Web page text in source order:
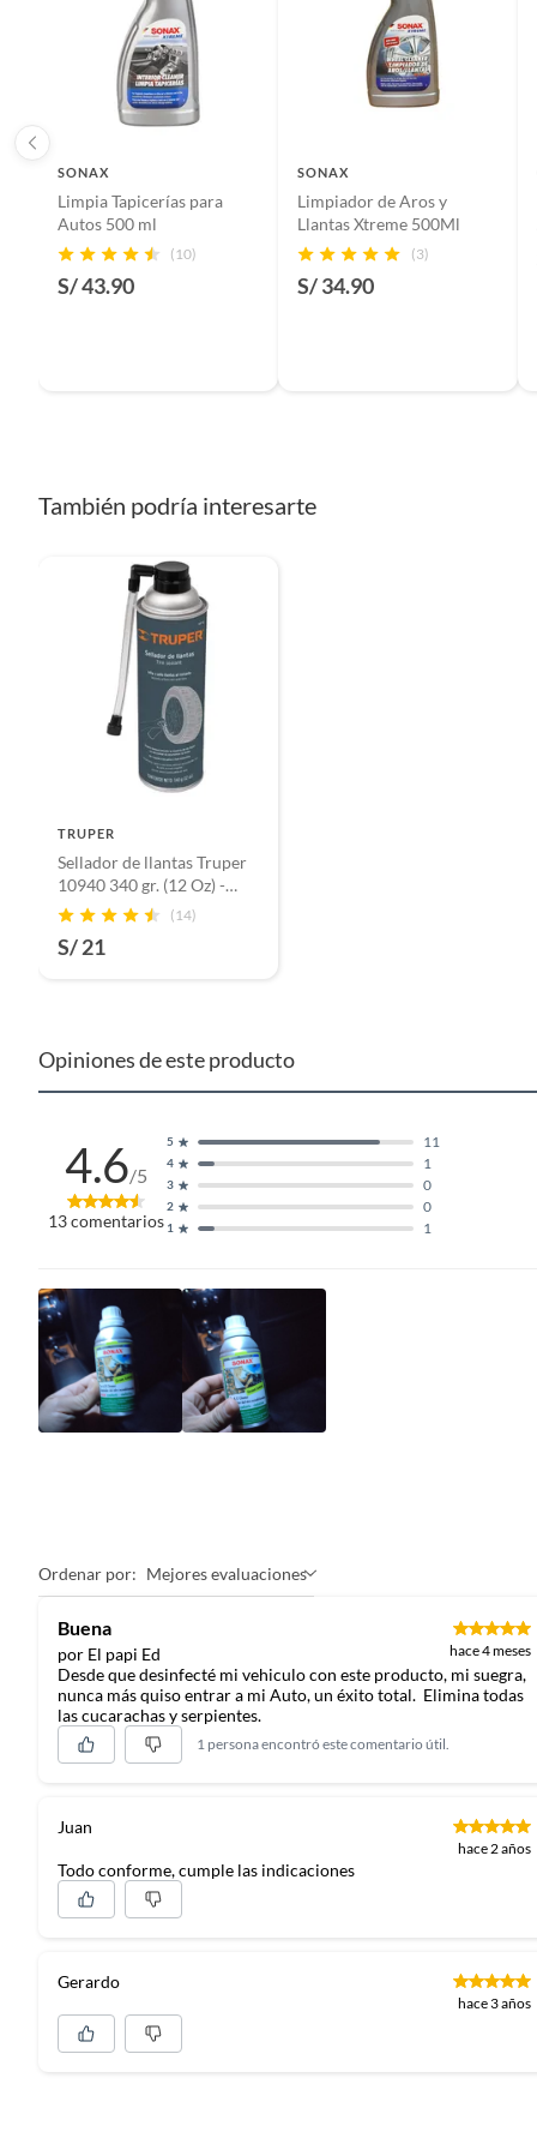
SONAX
Limpia Tapicerías para
Autos 500 ml
(10)
S/ 43.90
SONAX
Limpiador de Aros y
Llantas Xtreme 500Ml
(3)
S/ 34.90
También podría interesarte
TRUPER
Sellador de llantas Truper
10940 340 gr. (12 Oz) -
Blanco
(14)
S/ 21
Opiniones de este producto
4.6/5
13comentarios 1 1
2 0
3 0
4 1
5 11
Ordenar por: Mejores evaluaciones
Buena
por El papi Ed hace 4 meses
Desde que desinfecté mi vehiculo con este producto, mi suegra,
nunca más quiso entrar a mi Auto, un éxito total. Elimina todas
las cucarachas y serpientes.
1 persona encontró este comentario útil.
Juan
hace 2 años
Todo conforme, cumple las indicaciones
Gerardo
hace 3 años